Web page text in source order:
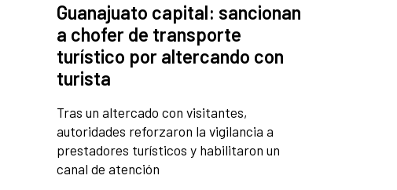
Guanajuato capital: sancionan
a chofer de transporte
turístico por altercando con
turista
Tras un altercado con visitantes,
autoridades reforzaron la vigilancia a
prestadores turísticos y habilitaron un
canal de atención